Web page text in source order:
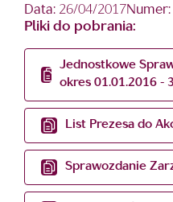
Data: 26/04/2017Numer:
Pliki do pobrania:
Jednostkowe
okres 01.01.2016 -
List Prezesa do
Sprawozdanie